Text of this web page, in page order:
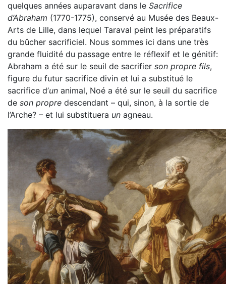
quelques années auparavant dans le Sacrifice
d’Abraham (1770-1775), conservé au Musée des Beaux-
Arts de Lille, dans lequel Taraval peint les préparatifs
du bûcher sacrificiel. Nous sommes ici dans une très
grande fluidité du passage entre le réflexif et le génitif:
Abraham a été sur le seuil de sacrifier son propre fils,
figure du futur sacrifice divin et lui a substitué le
sacrifice d’un animal, Noé a été sur le seuil du sacrifice
de son propre descendant – qui, sinon, à la sortie de
l’Arche? – et lui substituera un agneau.